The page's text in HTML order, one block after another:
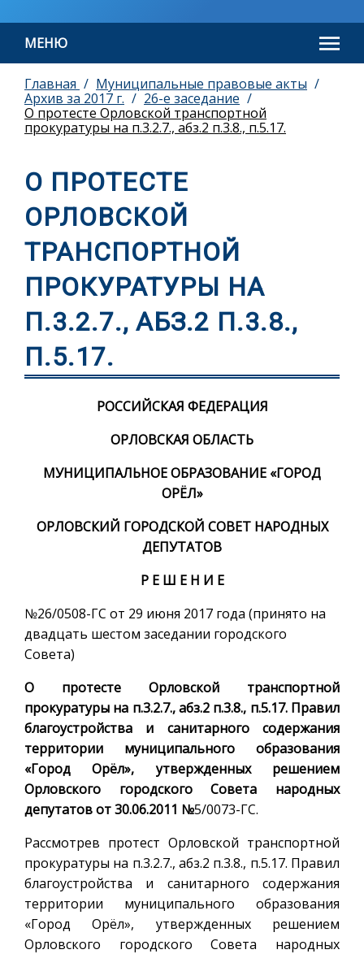
МЕНЮ
Главная
Муниципальные правовые акты
Архив за 2017 г.
26-e заседание
О протесте Орловской транспортной
прокуратуры на п.3.2.7., абз.2 п.3.8., п.5.17.
О ПРОТЕСТЕ
ОРЛОВСКОЙ
ТРАНСПОРТНОЙ
ПРОКУРАТУРЫ НА
П.3.2.7., АБЗ.2 П.3.8.,
П.5.17.
РОССИЙСКАЯ ФЕДЕРАЦИЯ
ОРЛОВСКАЯ ОБЛАСТЬ
МУНИЦИПАЛЬНОЕ ОБРАЗОВАНИЕ «ГОРОД
ОРЁЛ»
ОРЛОВСКИЙ ГОРОДСКОЙ СОВЕТ НАРОДНЫХ
ДЕПУТАТОВ
Р Е Ш Е Н И Е
№26/0508-ГС от 29 июня 2017 года (принято на
двадцать шестом заседании городского
Совета)
О протесте Орловской транспортной
прокуратуры на п.3.2.7., абз.2 п.3.8., п.5.17. Правил
благоустройства и санитарного содержания
территории муниципального образования
«Город Орёл», утвержденных решением
Орловского городского Совета народных
депутатов от 30.06.2011 №5/0073-ГС.
Рассмотрев протест Орловской транспортной
прокуратуры на п.3.2.7., абз.2 п.3.8., п.5.17. Правил
благоустройства и санитарного содержания
территории муниципального образования
«Город Орёл», утвержденных решением
Орловского городского Совета народных